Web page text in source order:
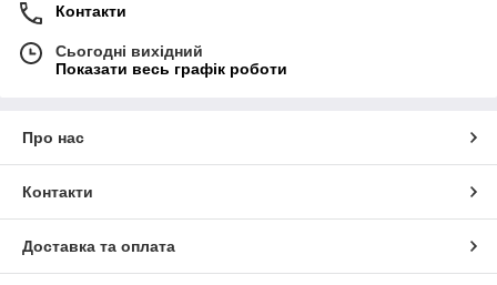
Контакти
Сьогодні вихідний
Показати весь графік роботи
Про нас
Контакти
Доставка та оплата